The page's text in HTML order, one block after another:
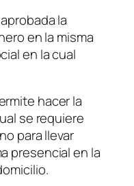
la
en la misma
en la cual
hacer la
se requiere
para llevar
presencial en la